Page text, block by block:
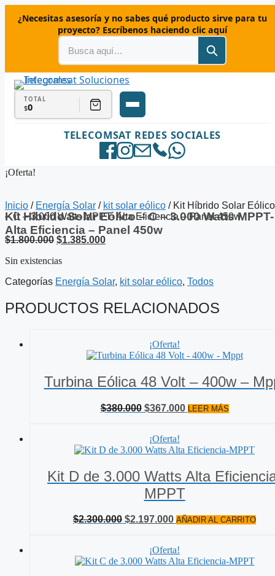
¿Necesitas asesoría y no sabes qué producto sirve para tu
proyecto? Escríbenos haciendo clic aquí
TELECOMSAT REDES SOCIALES
TOTAL
$0
¡Oferta!
Inicio / Energía Solar / kit solar eólico / Kit Híbrido Solar Eólico
– C – 3.000 Watts MPPT- Alta Eficiencia – Panel 450w
Kit Híbrido Solar Eólico – C – 3.000 Watts MPPT-
Alta Eficiencia – Panel 450w
$1.800.000 El
original
$1.800.000.
$1.385.000El
$1.385.000.
Sin existencias
Categorías Energía Solar, kit solar eólico, Todos
PRODUCTOS RELACIONADOS
¡Oferta!
Turbina Eólica 48 Volt – 400w –
$380.000 El
era:
$380.000.
$367.000El
$367.000.
LEER MÁS
¡Oferta!
Kit D de 3.000 Watts Alta
MPPT
$2.300.000 El
$2.300.000.
$2.197.000El
es:
$2.197.000.
AÑADIR AL CARRITO
¡Oferta!